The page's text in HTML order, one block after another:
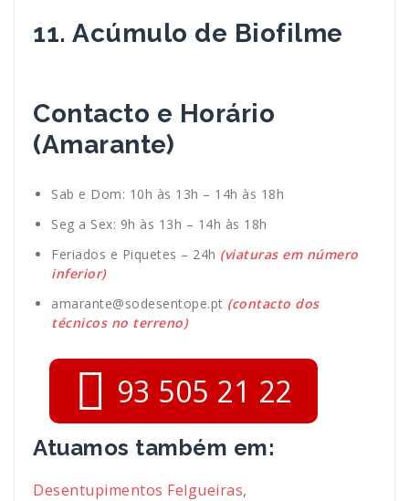
11. Acúmulo de Biofilme
Contacto e Horário
(Amarante)
Sab e Dom: 10h às 13h – 14h às 18h
Seg a Sex: 9h às 13h – 14h às 18h
Feriados e Piquetes – 24h (viaturas em número
inferior)
amarante@sodesentope.pt (contacto dos
técnicos no terreno)
93 505 21 22
Atuamos também em:
Desentupimentos Felgueiras,